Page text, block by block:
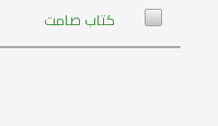
كتاب صامت